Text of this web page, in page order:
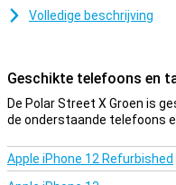
GPS. Via de gratis Polar
omgezet naar waardevolle
Gemaakt voor intensief
De Polar Street X Groen is
militaire MIL-STD 810H-
zonder problemen tijdens
ervoor dat je hem de hele
Volledige beschrijving
Geschikte telefoons en
De Polar Street X Groen is
de onderstaande telefoons
Apple iPhone 12 Refurbished